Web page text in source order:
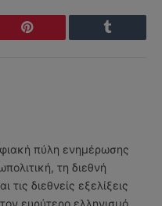
Pinterest Tumblr
πύλη ενημέρωσης
τη διεθνή
διεθνείς εξελίξεις